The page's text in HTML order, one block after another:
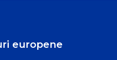
europene